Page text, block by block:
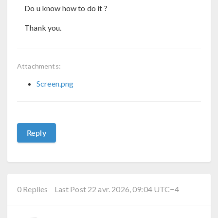
Do u know how to do it ?
Thank you.
Attachments:
Screen.png
Reply
0 Replies Last Post 22 avr. 2026, 09:04 UTC−4